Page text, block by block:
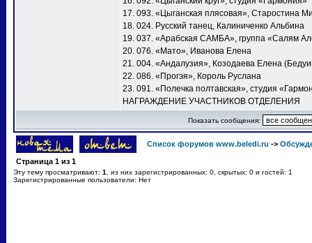
17. 093. «Цыганская плясовая», Старостина
18. 024. Русский танец, Калиниченко Альбина
19. 037. «Арабская САМБА», группа «Салям
20. 076. «Мато», Иванова Елена
21. 004. «Андалузия», Козодаева Елена
22. 086. «Прогэя», Король Руслана
23. 091. «Полечка полтавская», студия
НАГРАЖДЕНИЕ УЧАСТНИКОВ ОТДЕЛЕНИЯ
Показать сообщения:
Список форумов www.beledi.ru ->
Страница 1 из 1
Эту тему просматривают: 1
, из них зарегистрированных: 0, скрытых: 0 и гостей: 1
Зарегистрированные пользователи: Нет